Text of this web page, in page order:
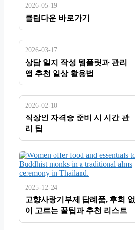
2026-05-19
클립다운 바로가기
2026-03-17
상담 일지 작성 템플릿과 관리
앱 추천 일상 활용법
2026-02-10
직장인 자격증 준비 시 시간 관
리 팁
2025-12-24
고향사랑기부제 답례품, 후회 없
이 고르는 꿀팁과 추천 리스트